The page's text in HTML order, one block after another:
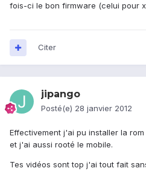
fois-ci le bon firmware (celui pour
Citer
jipango
Posté(e) 28 janvier 2012
Effectivement j'ai pu installer la
et j'ai aussi rooté le mobile.
Tes vidéos sont top j'ai tout fait